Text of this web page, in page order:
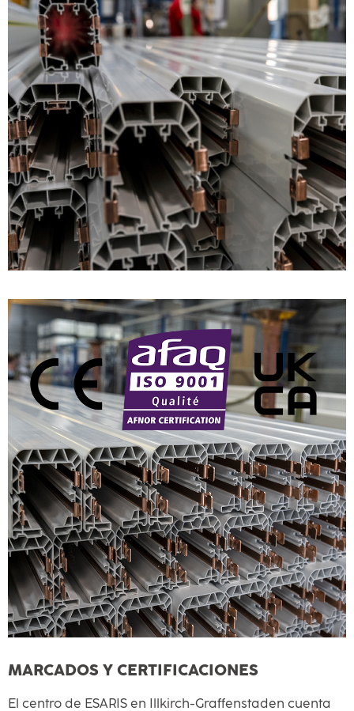
MARCADOS Y CERTIFICACIONES
El centro de ESARIS en Illkirch-Graffenstaden cuenta